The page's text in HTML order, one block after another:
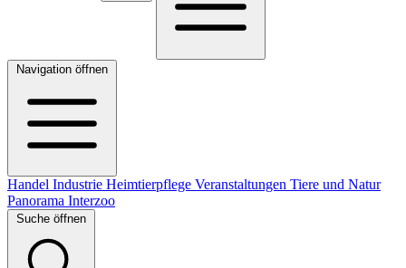
Navigation öffnen
Handel Industrie Heimtierpflege Veranstaltungen Tiere und Natur
Panorama Interzoo
Suche öffnen